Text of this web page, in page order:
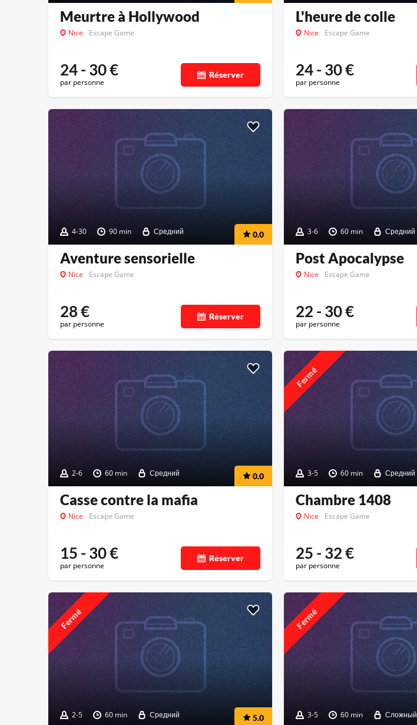
Meurtre à Hollywood
Nice Escape Game
24 - 30€
par personne
Réserver
L'heure de colle
Nice Escape Game
24 - 30€
par personne
4-30 90 min Средний 0.0
Aventure sensorielle
Nice Escape Game
28€
par personne
Réserver
3-6 60 min Средний
Post Apocalypse
Nice Escape Game
22 - 30€
par personne
2-6 60 min Средний 0.0
Casse contre la mafia
Nice Escape Game
15 - 30€
par personne
Réserver
3-5 60 min Средний
Fermé
Chambre 1408
Nice Escape Game
25 - 32€
par personne
2-5 60 min Средний 5.0
Fermé
3-5 60 min Сложный
Fermé